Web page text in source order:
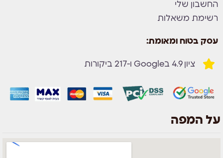
החשבון שלי
רשימת משאלות
עסק בטוח ומאומת:
ציון 4.9 בGoogle ו-217 ביקורות
על המפה